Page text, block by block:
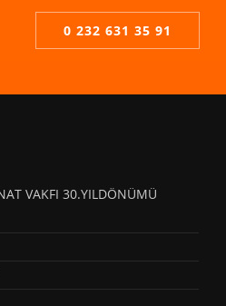
0 232 631 35 91
VAKFI 30.YILDÖNÜMÜ